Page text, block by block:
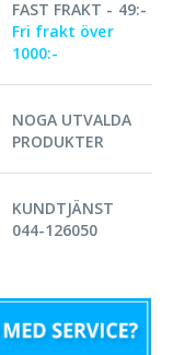
FAST FRAKT - 49:-
Fri frakt över
1000:-
NOGA UTVALDA
PRODUKTER
KUNDTJÄNST
044-126050